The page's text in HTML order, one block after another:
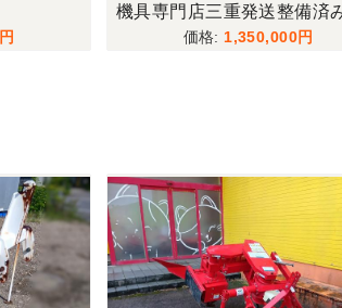
機具専門店三重発送整備済
1,350,000